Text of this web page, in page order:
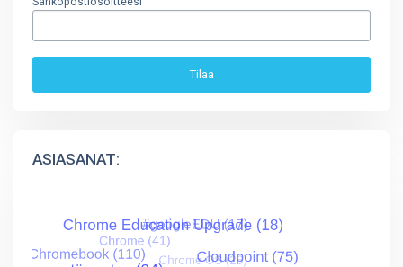
ASIASANAT: